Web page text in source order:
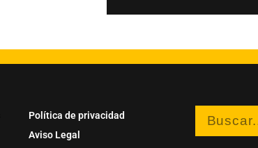
Política de privacidad
Aviso Legal